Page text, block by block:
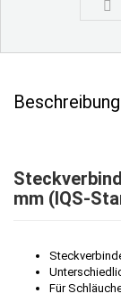
Beschreibung
mm (IQS-
Für